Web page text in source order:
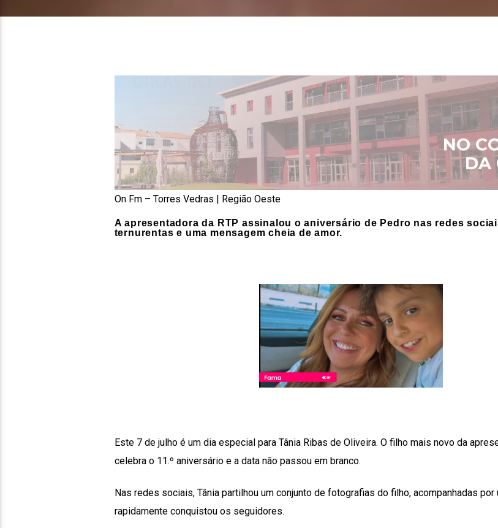
On Fm – Torres Vedras | Região Oeste
A apresentadora da RTP assinalou o aniversário de Pedro nas redes
ternurentas e uma mensagem cheia de amor.
Este 7 de julho é um dia especial para Tânia Ribas de Oliveira. O filho mais novo da
celebra o 11.º aniversário e a data não passou em branco.
Nas redes sociais, Tânia partilhou um conjunto de fotografias do filho, acompanhadas por
rapidamente conquistou os seguidores.